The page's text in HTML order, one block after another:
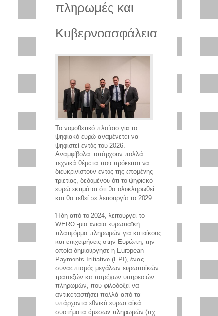
πληρωμές και
Κυβερνοασφάλεια
Το νομοθετικό πλαίσιο για το
ψηφιακό ευρώ αναμένεται να
ψηφιστεί εντός του 2026.
Αναμφίβολα, υπάρχουν πολλά
τεχνικά θέματα που πρόκειται να
διευκρινιστούν εντός της επομένης
τριετίας, δεδομένου ότι το ψηφιακό
ευρώ εκτιμάται ότι θα ολοκληρωθεί
και θα τεθεί σε λειτουργία το 2029.
Ήδη από το 2024, λειτουργεί το
WERO -μια ενιαία ευρωπαϊκή
πλατφόρμα πληρωμών για κατοίκους
και επιχειρήσεις στην Ευρώπη, την
οποία δημιούργησε η European
Payments Initiative (EPI), ένας
συνασπισμός μεγάλων ευρωπαϊκών
τραπεζών κα παρόχων υπηρεσιών
πληρωμών, που φιλοδοξεί να
αντικαταστήσει πολλά από τα
υπάρχοντα εθνικά ευρωπαϊκά
συστήματα άμεσων πληρωμών (πχ.